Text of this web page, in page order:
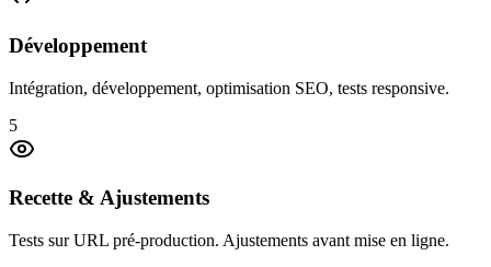
Développement
Intégration, développement, optimisation SEO, tests responsive.
5
Recette & Ajustements
Tests sur URL pré-production. Ajustements avant mise en ligne.